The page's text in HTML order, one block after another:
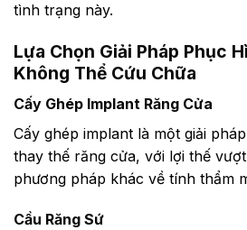
tình trạng này.
Lựa Chọn Giải Pháp Phục
Không Thể Cứu Chữa
Cấy Ghép Implant Răng Cửa
Cấy ghép implant là một giải
thay thế răng cửa, với lợi thế
phương pháp khác về tính thẩm
Cầu Răng Sứ